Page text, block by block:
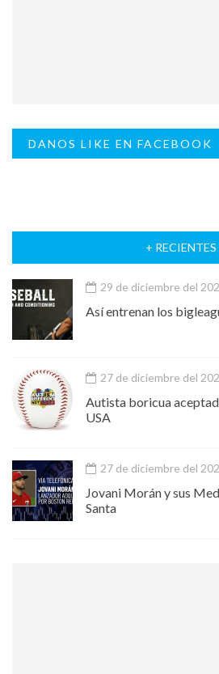
DANOS LIKE EN FACEBOOK
+ RECIENTES
29 de diciembre del
Así entrenan los
27 de diciembre del
Autista boricua
USA
27 de diciembre del
Jovani Morán y sus
Santa